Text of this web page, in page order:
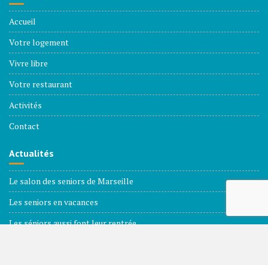
Accueil
Votre logement
Vivre libre
Votre restaurant
Activités
Contact
Actualités
Le salon des seniors de Marseille
Les seniors en vacances
Les séniors aussi font leur rentrée